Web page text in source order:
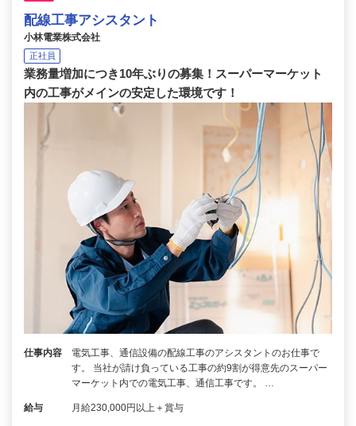
配線工事アシスタント
小林電業株式会社
正社員
業務量増加につき10年ぶりの募集！スーパーマーケット
内の工事がメインの安定した環境です！
仕事内容
電気工事、通信設備の配線工事のアシスタントのお仕事で
す。 当社が請け負っている工事の約9割が得意先のスーパー
マーケット内での電気工事、通信工事です。 …
給与 月給230,000円以上＋賞与